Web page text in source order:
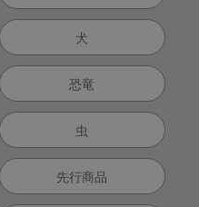
犬
恐竜
虫
先行商品